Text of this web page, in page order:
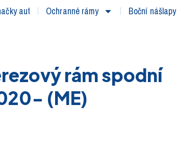
aut Ochranné rámy Boční nášlapy
rám spodní
(ME)